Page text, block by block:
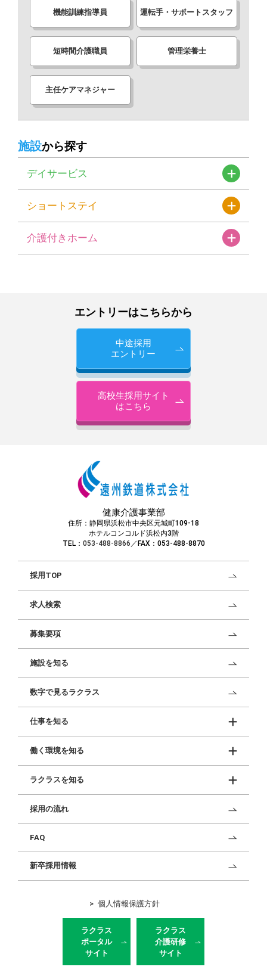
機能訓練指導員 運転手・サポートスタッフ
短時間介護職員 管理栄養士
主任ケアマネジャー
施設から探す
デイサービス
ショートステイ
介護付きホーム
エントリーはこちらから
中途採用
エントリー
高校生採用サイト
はこちら
健康介護事業部
住所：静岡県浜松市中央区元城町109-18
ホテルコンコルド浜松内3階
TEL： 053-488-8866 ／FAX：053-488-8870
採用TOP
求人検索
募集要項
施設を知る
数字で見るラクラス
仕事を知る
働く環境を知る
ラクラスを知る
採用の流れ
FAQ
新卒採用情報
個人情報保護方針
ラクラス
ポータル
サイト
ラクラス
介護研修
サイト